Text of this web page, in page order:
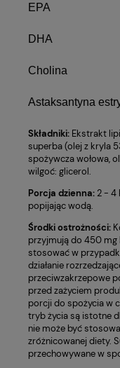
EPA
DHA
Cholina
Astaksantyna
Składniki: Ekstrakt
superba (olej z kryla
spożywcza wołowa,
wilgoć: glicerol.
Porcja dzienna: 2 - 4
popijając wodą.
Środki ostrożności:
przyjmują do 450 mg
stosować w
działanie
przeciwzakrzepowe
przed zażyciem
porcji do spożycia w
tryb życia są istotne
nie może być
zróżnicowanej diety.
przechowywane w